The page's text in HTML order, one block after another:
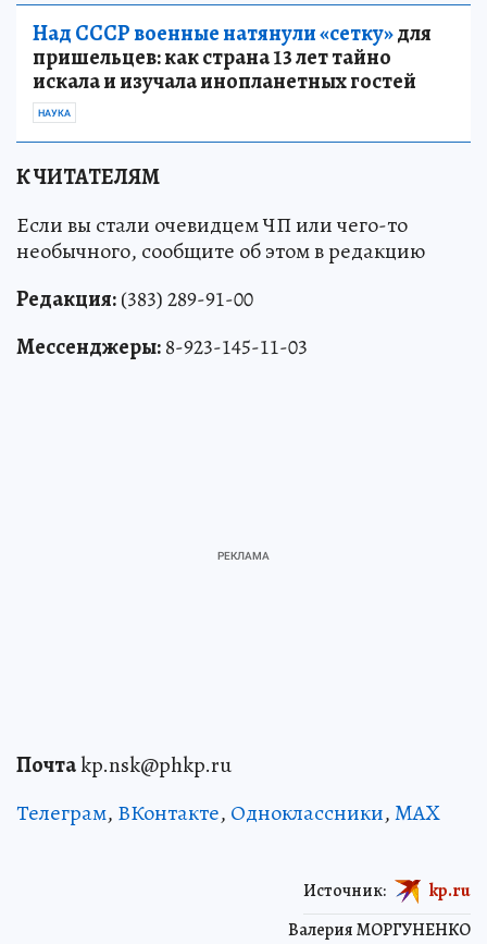
Над СССР военные натянули «сетку»для
пришельцев: как страна 13 лет тайно
искала и изучала инопланетных гостей
НАУКА
К ЧИТАТЕЛЯМ
Если вы стали очевидцем ЧП или чего-то
необычного, сообщите об этом в редакцию
Редакция:(383) 289-91-00
Мессенджеры:8-923-145-11-03
Почтаkp.nsk@phkp.ru
Телеграм, ВКонтакте, Одноклассники,MAX
Валерия МОРГУНЕНКО
Источник: kp.ru